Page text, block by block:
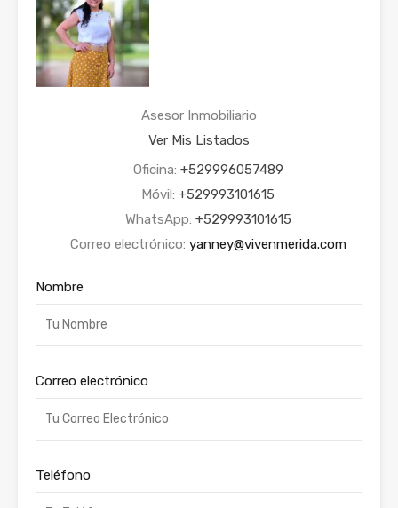
Asesor Inmobiliario
Ver Mis Listados
Oficina: +529996057489
Móvil: +529993101615
WhatsApp: +529993101615
Correo electrónico: yanney@vivenmerida.com
Nombre
Correo electrónico
Teléfono